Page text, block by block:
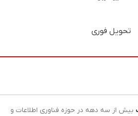
تحویل فوری
بیش از سه دهه در حوزه فناوری اطلاعات و